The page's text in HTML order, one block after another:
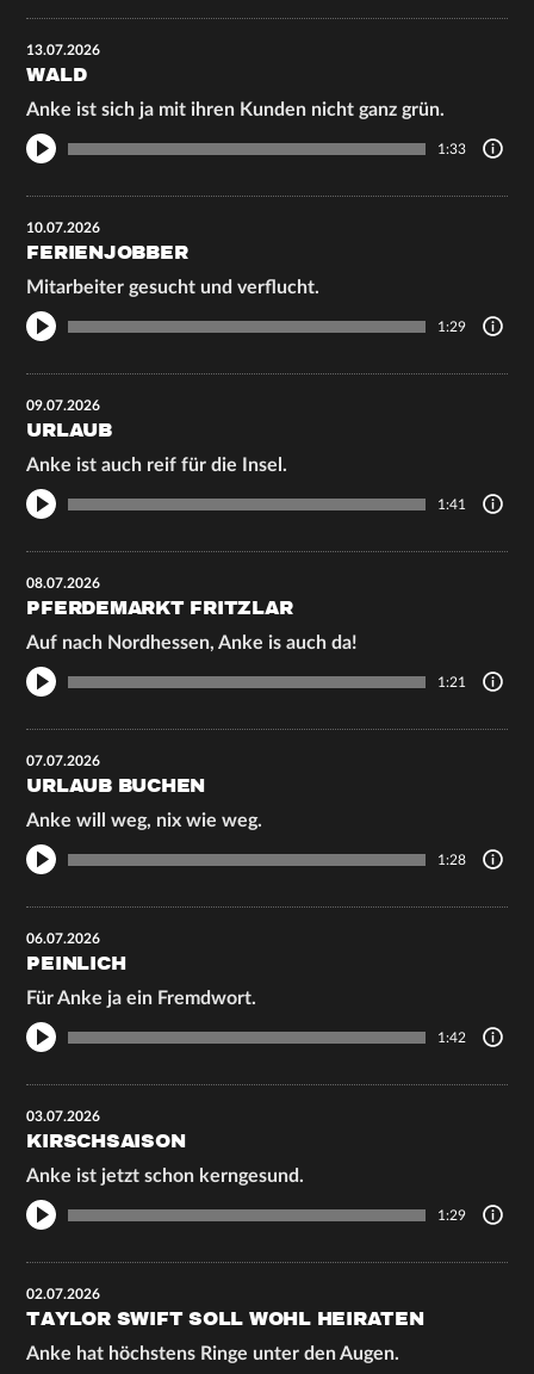
13.07.2026
WALD
Anke ist sich ja mit ihren Kunden nicht ganz grün.
1:33
10.07.2026
FERIENJOBBER
Mitarbeiter gesucht und verflucht.
1:29
09.07.2026
URLAUB
Anke ist auch reif für die Insel.
1:41
08.07.2026
PFERDEMARKT FRITZLAR
Auf nach Nordhessen, Anke is auch da!
1:21
07.07.2026
URLAUB BUCHEN
Anke will weg, nix wie weg.
1:28
06.07.2026
PEINLICH
Für Anke ja ein Fremdwort.
1:42
03.07.2026
KIRSCHSAISON
Anke ist jetzt schon kerngesund.
1:29
02.07.2026
TAYLOR SWIFT SOLL WOHL HEIRATEN
Anke hat höchstens Ringe unter den Augen.